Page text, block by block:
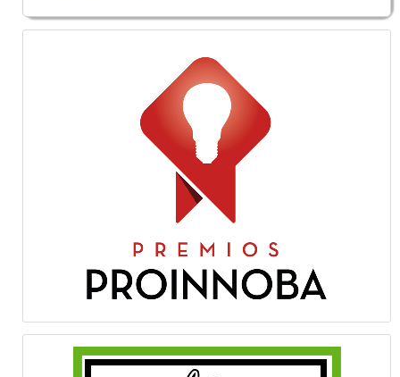
Documentos de interés